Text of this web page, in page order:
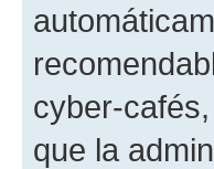
cyber-
que la